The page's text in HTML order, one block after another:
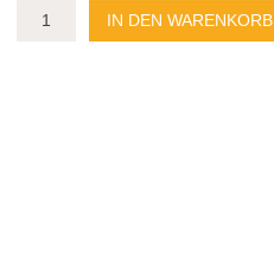
IN DEN WARENKORB